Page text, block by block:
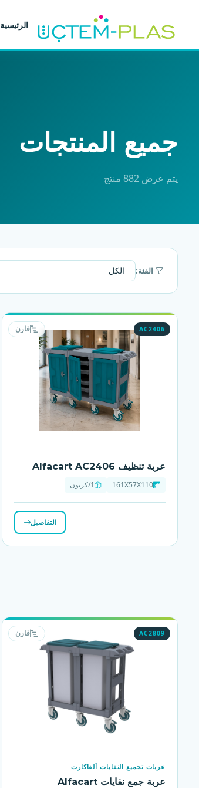
الرئيسية
جميع المنتجات
يتم عرض 882 منتج
الفئة:
AC2406 قارن
عربة تنظيف Alfacart AC2406
161X57X110 1/كرتون
التفاصيل
AC2809 قارن
عربات تجميع النفايات ألفاكارت
عربة جمع نفايات Alfacart